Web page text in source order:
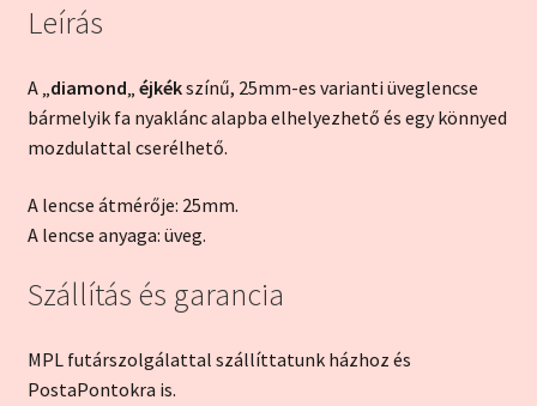
Leírás
A „diamond„ éjkékszínű, 25mm-es varianti üveglencse
bármelyik fa nyaklánc alapba elhelyezhető és egy könnyed
mozdulattal cserélhető.
A lencse átmérője: 25mm.
A lencse anyaga: üveg.
Szállítás és garancia
MPL futárszolgálattal szállíttatunk házhoz és
PostaPontokra is.